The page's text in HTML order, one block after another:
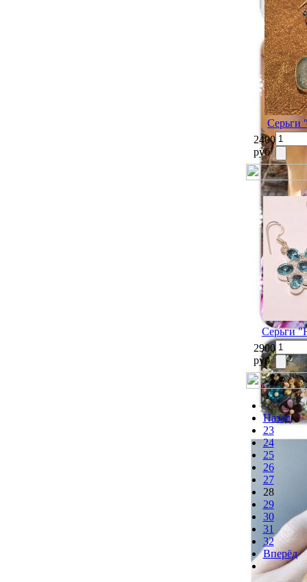
Серьги
2400
руб
Серьги
2900
руб
Назад
23
24
25
26
27
28
29
30
31
32
Вперёд